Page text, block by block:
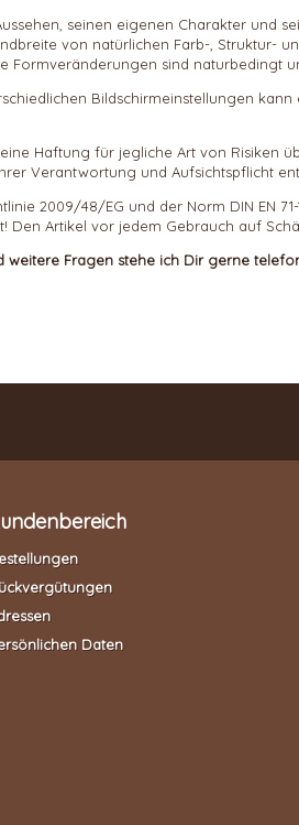
seinen eigenen Charakter und
von natürlichen Farb-, Struktur-
sind naturbedingt
Bildschirmeinstellungen kann
Haftung für jegliche Art von Risiken
Verantwortung und Aufsichtspflicht
2009/48/EG und der Norm DIN EN
Den Artikel vor jedem Gebrauch auf
Fragen stehe ich Dir gerne
Daten